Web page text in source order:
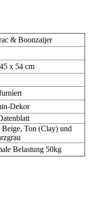
& Boonzaijer
x 54 cm
Dekor
Beige, Ton (Clay) und
Belastung 50kg